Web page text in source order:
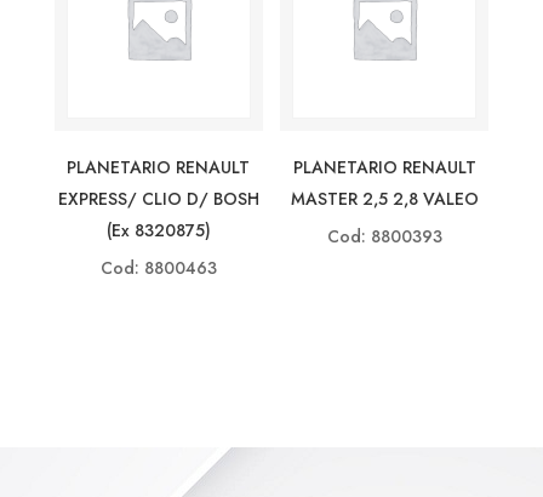
PLANETARIO RENAULT
EXPRESS/ CLIO D/ BOSH
(ex 8320875)
Cod: 8800463
PLANETARIO RENAULT
MASTER 2,5 2,8 VALEO
Cod: 8800393